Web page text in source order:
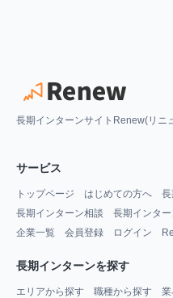
長期インターンサイトRenew(リニ
サービス
トップページ はじめての方へ
長期インターン相談
長期インター
企業一覧
会員登録 ログイン
長期インターンを探す
エリアから探す 職種から探す 業